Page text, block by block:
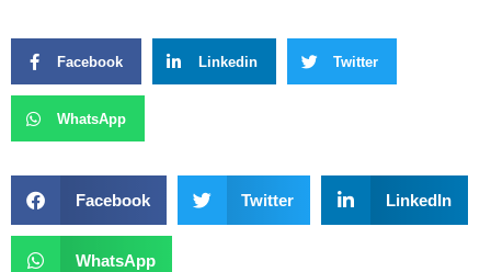
Facebook Linkedin Twitter
WhatsApp
Facebook Twitter LinkedIn
WhatsApp